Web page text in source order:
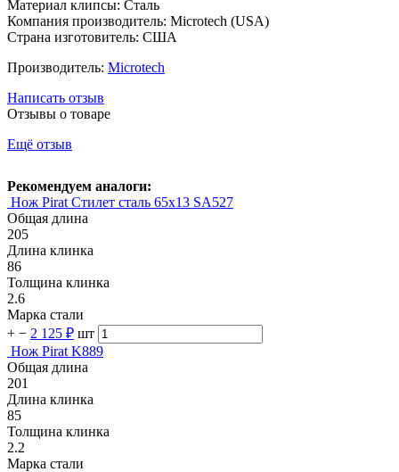
Материал клипсы: Сталь
Компания производитель: Microtech (USA)
Страна изготовитель: США
Производитель: Microtech
Написать отзыв
Отзывы о товаре
Ещё отзыв
Рекомендуем аналоги:
Нож Pirat Стилет сталь 65х13 SA527
Общая длина
205
Длина клинка
86
Толщина клинка
2.6
Марка стали
+ − 2 125 ₽ шт
Нож Pirat K889
Общая длина
201
Длина клинка
85
Толщина клинка
2.2
Марка стали